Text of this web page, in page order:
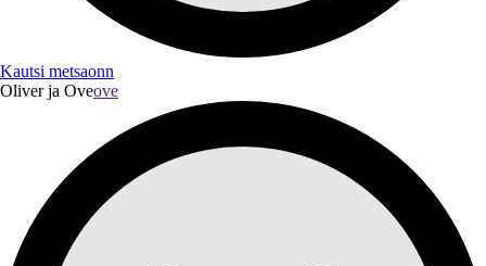
Kautsi metsaonn
Oliver ja Oveove